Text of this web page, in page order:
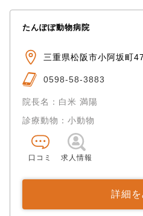
たんぽぽ動物病院
三重県松阪市小阿坂町
0598-58-3883
院長名：白米 満陽
診療動物：小動物
口コミ 求人情報
詳細を